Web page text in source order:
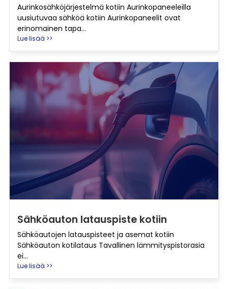
Aurinkosähköjärjestelmä kotiin Aurinkopaneeleilla
uusiutuvaa sähköä kotiin Aurinkopaneelit ovat
erinomainen tapa...
Lue lisää >>
Sähköauton latauspiste kotiin
Sähköautojen latauspisteet ja asemat kotiin
Sähköauton kotilataus Tavallinen lämmityspistorasia
ei...
Lue lisää >>